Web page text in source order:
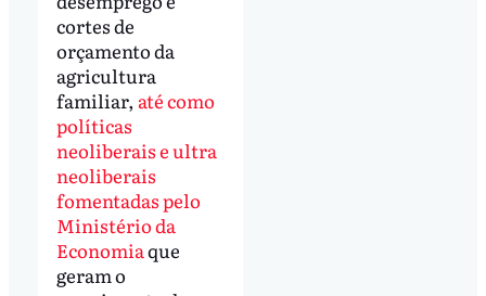
cortes de
orçamento da
agricultura
familiar, até como
políticas
neoliberais e ultra
neoliberais
fomentadas pelo
Ministério da
Economiaque
geram o